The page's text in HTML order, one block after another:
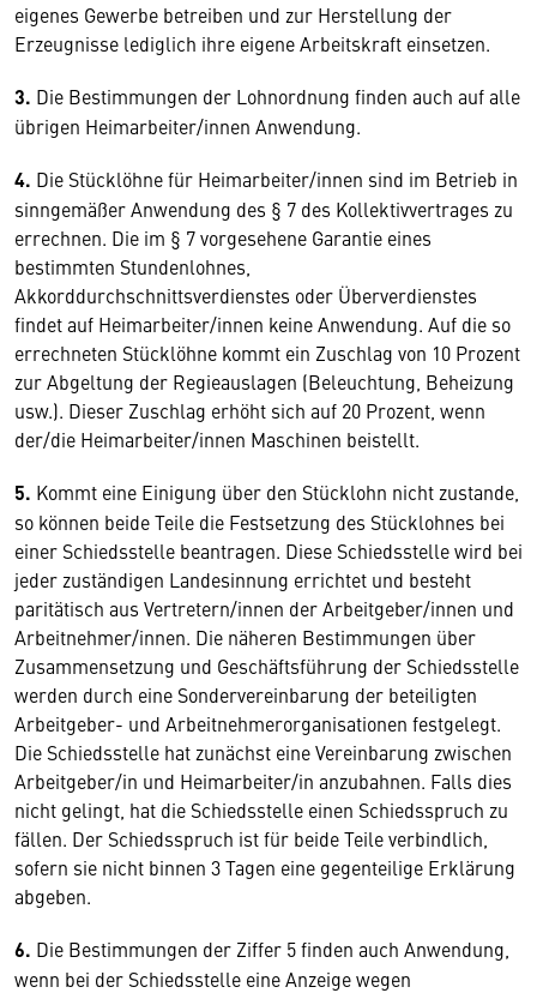
eigenes Gewerbe betreiben und zur Herstellung der
Erzeugnisse lediglich ihre eigene Arbeitskraft einsetzen.
3. Die Bestimmungen der Lohnordnung finden auch auf alle
übrigen Heimarbeiter/innen Anwendung.
4. Die Stücklöhne für Heimarbeiter/innen sind im Betrieb in
sinngemäßer Anwendung des § 7 des Kollektivvertrages zu
errechnen. Die im § 7 vorgesehene Garantie eines
bestimmten Stundenlohnes,
Akkorddurchschnittsverdienstes oder Überverdienstes
findet auf Heimarbeiter/innen keine Anwendung. Auf die so
errechneten Stücklöhne kommt ein Zuschlag von 10 Prozent
zur Abgeltung der Regieauslagen (Beleuchtung, Beheizung
usw.). Dieser Zuschlag erhöht sich auf 20 Prozent, wenn
der/die Heimarbeiter/innen Maschinen beistellt.
5. Kommt eine Einigung über den Stücklohn nicht zustande,
so können beide Teile die Festsetzung des Stücklohnes bei
einer Schiedsstelle beantragen. Diese Schiedsstelle wird bei
jeder zuständigen Landesinnung errichtet und besteht
paritätisch aus Vertretern/innen der Arbeitgeber/innen und
Arbeitnehmer/innen. Die näheren Bestimmungen über
Zusammensetzung und Geschäftsführung der Schiedsstelle
werden durch eine Sondervereinbarung der beteiligten
Arbeitgeber- und Arbeitnehmerorganisationen festgelegt.
Die Schiedsstelle hat zunächst eine Vereinbarung zwischen
Arbeitgeber/in und Heimarbeiter/in anzubahnen. Falls dies
nicht gelingt, hat die Schiedsstelle einen Schiedsspruch zu
fällen. Der Schiedsspruch ist für beide Teile verbindlich,
sofern sie nicht binnen 3 Tagen eine gegenteilige Erklärung
abgeben.
6. Die Bestimmungen der Ziffer 5 finden auch Anwendung,
wenn bei der Schiedsstelle eine Anzeige wegen